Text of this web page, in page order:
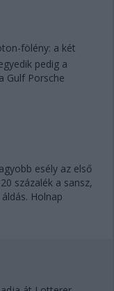
fölény: a két
pedig a
Gulf Porsche
esély az első
százalék a sansz,
Holnap